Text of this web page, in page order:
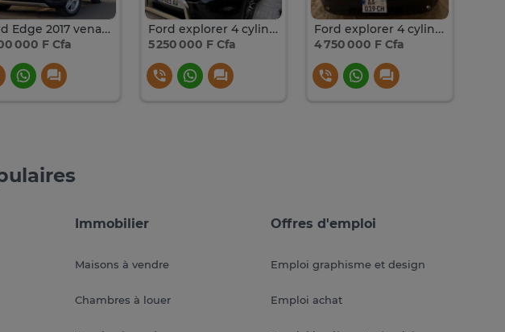
Ford Edge 2017 venant 4 cylindres 2.0 version 4x4
000 F Cfa
Ford explorer 4 cylindres
5 250 000 F Cfa
Ford explorer 4 cylindres
4 750 000 F Cfa
Immobilier
Maisons à vendre
Chambres à louer
Offres d'emploi
Emploi graphisme et design
Emploi achat